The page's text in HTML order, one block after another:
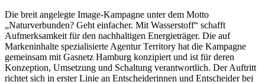
Die breit angelegte Image-Kampagne unter dem Motto
„Naturverbunden? Geht einfacher. Mit Wasserstoff“ schafft
Aufmerksamkeit für den nachhaltigen Energieträger. Die auf
Markeninhalte spezialisierte Agentur Territory hat die Kampagne
gemeinsam mit Gasnetz Hamburg konzipiert und ist für deren
Konzeption, Umsetzung und Schaltung verantwortlich. Der Auftritt
richtet sich in erster Linie an Entscheiderinnen und Entscheider bei